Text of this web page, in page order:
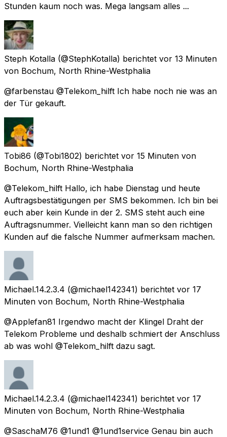
Stunden kaum noch was. Mega langsam alles ...
Steph Kotalla (@StephKotalla) berichtet vor 13 Minuten
von Bochum, North Rhine-Westphalia
@farbenstau @Telekom_hilft Ich habe noch nie was an
der Tür gekauft.
Tobi86 (@Tobi1802) berichtet vor 15 Minuten von
Bochum, North Rhine-Westphalia
@Telekom_hilft Hallo, ich habe Dienstag und heute
Auftragsbestätigungen per SMS bekommen. Ich bin bei
euch aber kein Kunde in der 2. SMS steht auch eine
Auftragsnummer. Vielleicht kann man so den richtigen
Kunden auf die falsche Nummer aufmerksam machen.
Michael.14.2.3.4 (@michael142341) berichtet vor 17
Minuten von Bochum, North Rhine-Westphalia
@Applefan81 Irgendwo macht der Klingel Draht der
Telekom Probleme und deshalb schmiert der Anschluss
ab was wohl @Telekom_hilft dazu sagt.
Michael.14.2.3.4 (@michael142341) berichtet vor 17
Minuten von Bochum, North Rhine-Westphalia
@SaschaM76 @1und1 @1und1service Genau bin auch